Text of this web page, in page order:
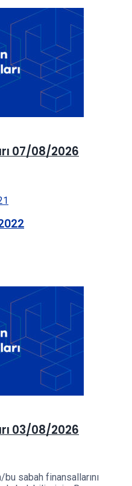
07/08/2026
03/08/2026
sabah finansallarını